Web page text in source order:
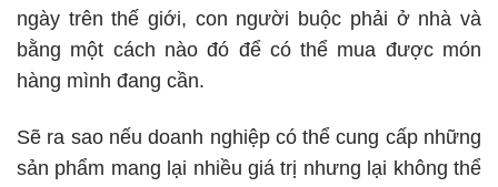
ngày trên thế giới, con người buộc phải ở nhà và
bằng một cách nào đó để có thể mua được món
hàng mình đang cần.
Sẽ ra sao nếu doanh nghiệp có thể cung cấp những
sản phẩm mang lại nhiều giá trị nhưng lại không thể